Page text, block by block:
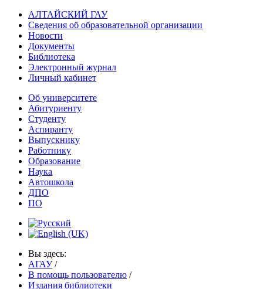
АЛТАЙСКИЙ ГАУ
Сведения об образовательной организации
Новости
Документы
Библиотека
Электронный журнал
Личный кабинет
Об университете
Абитуриенту
Студенту
Аспиранту
Выпускнику
Работнику
Образование
Наука
Автошкола
ДПО
ПО
Вы здесь:
АГАУ /
В помощь пользователю /
Издания библиотеки